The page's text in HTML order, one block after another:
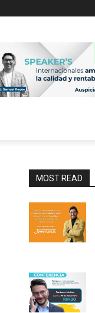
MOST READ